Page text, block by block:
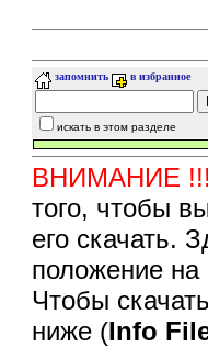
запомнить в избранное
искать в этом разделе
ВНИМАНИЕ !!!
того, чтобы
его скачать.
положение на
Чтобы
ниже (Info